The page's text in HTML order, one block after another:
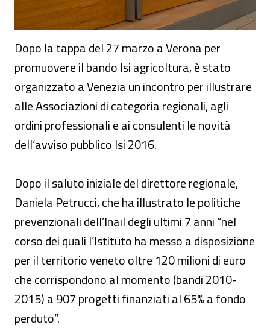
Dopo la tappa del 27 marzo a Verona per
promuovere il bando Isi agricoltura, è stato
organizzato a Venezia un incontro per illustrare
alle Associazioni di categoria regionali, agli
ordini professionali e ai consulenti le novità
dell’avviso pubblico Isi 2016.
Dopo il saluto iniziale del direttore regionale,
Daniela Petrucci, che ha illustrato le politiche
prevenzionali dell’Inail degli ultimi 7 anni “nel
corso dei quali l’Istituto ha messo a disposizione
per il territorio veneto oltre 120 milioni di euro
che corrispondono al momento (bandi 2010-
2015) a 907 progetti finanziati al 65% a fondo
perduto”.